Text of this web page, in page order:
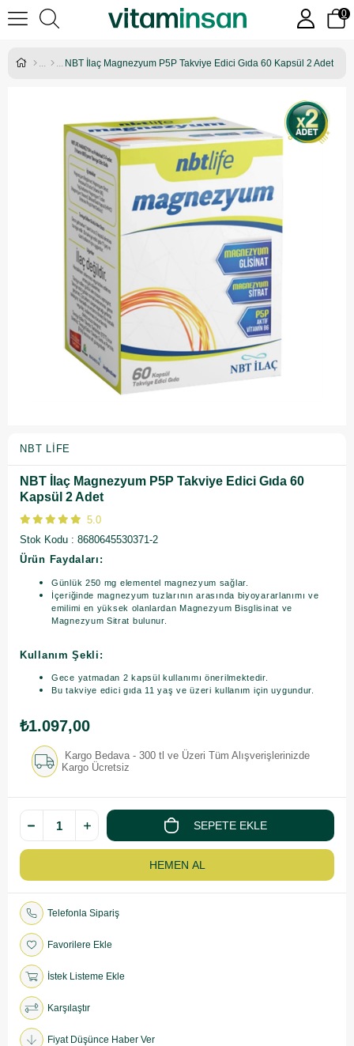
0
NBT İlaç Magnezyum P5P Takviye Edici Gıda 60 Kapsül 2 Adet
NBT LIFE
NBT İlaç Magnezyum P5P Takviye Edici Gıda 60
Kapsül 2 Adet
5.0
Stok Kodu
8680645530371-2
Ürün Faydaları:
Günlük 250 mg elementel magnezyum sağlar.
İçeriğinde magnezyum tuzlarının arasında biyoyararlanımı ve
emilimi en yüksek olanlardan Magnezyum Bisglisinat ve
Magnezyum Sitrat bulunur.
Kullanım Şekli:
Gece yatmadan 2 kapsül kullanımı önerilmektedir.
Bu takviye edici gıda 11 yaş ve üzeri kullanım için uygundur.
₺1.097,00
Kargo Bedava - 300 tl ve Üzeri Tüm Alışverişlerinizde
Kargo Ücretsiz
Telefonla Sipariş
Favorilere Ekle
İstek Listeme Ekle
Karşılaştır
Fiyat Düşünce Haber Ver